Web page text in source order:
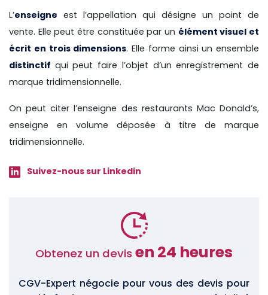
L’enseigne est l’appellation qui désigne un point de
vente. Elle peut être constituée par un élément visuel et
écrit en trois dimensions. Elle forme ainsi un ensemble
distinctif qui peut faire l’objet d’un enregistrement de
marque tridimensionnelle.
On peut citer l’enseigne des restaurants Mac Donald’s,
enseigne en volume déposée à titre de marque
tridimensionnelle.
Suivez-nous sur Linkedin
Obtenez un devis en 24 heures
CGV-Expert négocie pour vous des devis pour